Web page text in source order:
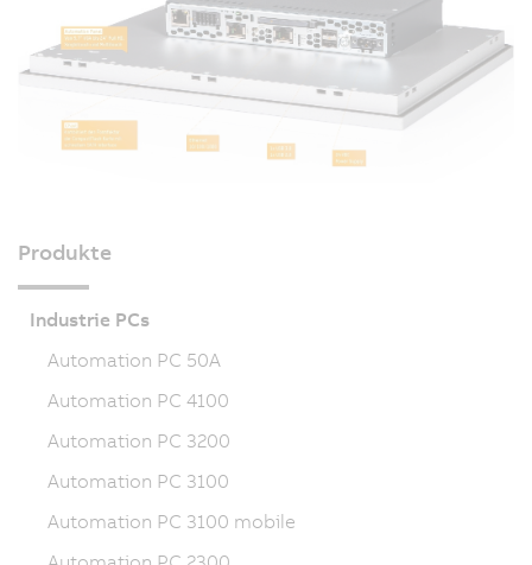
Produkte
Industrie PCs
Automation PC 50A
Automation PC 4100
Automation PC 3200
Automation PC 3100
Automation PC 3100 mobile